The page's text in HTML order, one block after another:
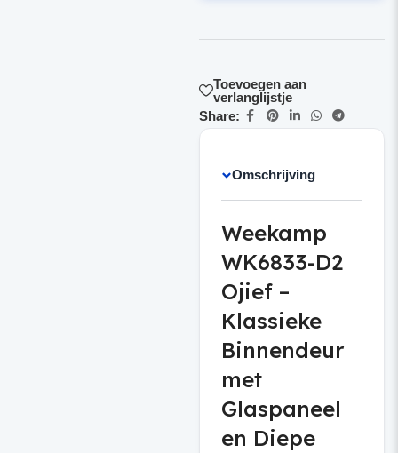
Toevoegen aan
verlanglijstje
Share:
Omschrijving
Weekamp
WK6833-D2
Ojief –
Klassieke
Binnendeur
met
Glaspaneel
en Diepe